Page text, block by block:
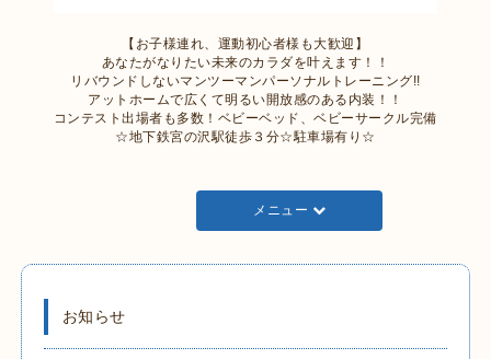
【お子様連れ、運動初心者様も大歓迎】
あなたがなりたい未来のカラダを叶えます！！
リバウンドしないマンツーマンパーソナルトレーニング!!
アットホームで広くて明るい開放感のある内装！！
コンテスト出場者も多数！ベビーベッド、ベビーサークル完備
☆地下鉄宮の沢駅徒歩３分☆駐車場有り☆
メニュー
お知らせ